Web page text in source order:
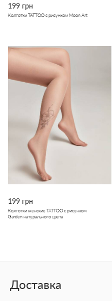
199 грн
Колготки TATTOO с рисунком Moon Art
199 грн
Колготки женские TATTOO с рисунком
Garden натурального цвета
Доставка